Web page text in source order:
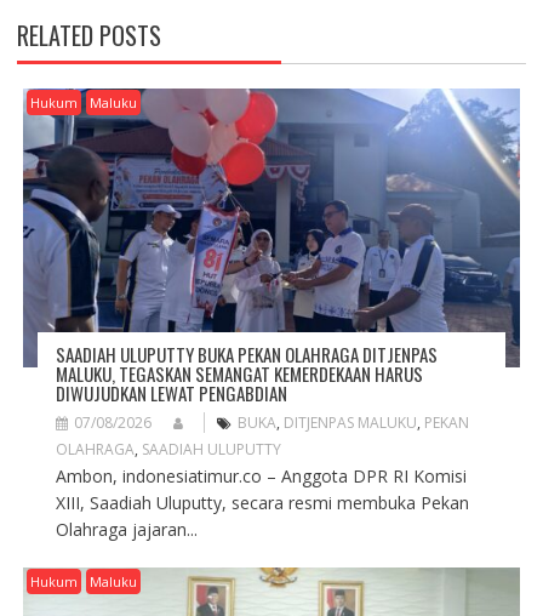
A
V
I
G
A
T
O
N
RELATED POSTS
Hukum Maluku
SAADIAH ULUPUTTY BUKA PEKAN OLAHRAGA DITJENPAS
MALUKU, TEGASKAN SEMANGAT KEMERDEKAAN HARUS
DIWUJUDKAN LEWAT PENGABDIAN
07/08/2026 BUKA, DITJENPAS MALUKU, PEKAN
OLAHRAGA, SAADIAH ULUPUTTY
Ambon, indonesiatimur.co – Anggota DPR RI Komisi
XIII, Saadiah Uluputty, secara resmi membuka Pekan
Olahraga jajaran...
Hukum Maluku